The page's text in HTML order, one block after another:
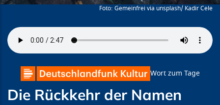
Gemeinfrei via unsplash/ Kadir Cele
Wort zum Tage
Die Rückkehr der Namen